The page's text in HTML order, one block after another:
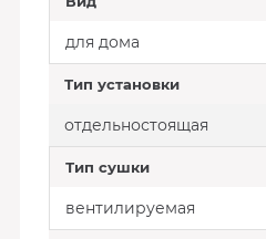
для дома
Тип установки
отдельностоящая
Тип сушки
вентилируемая